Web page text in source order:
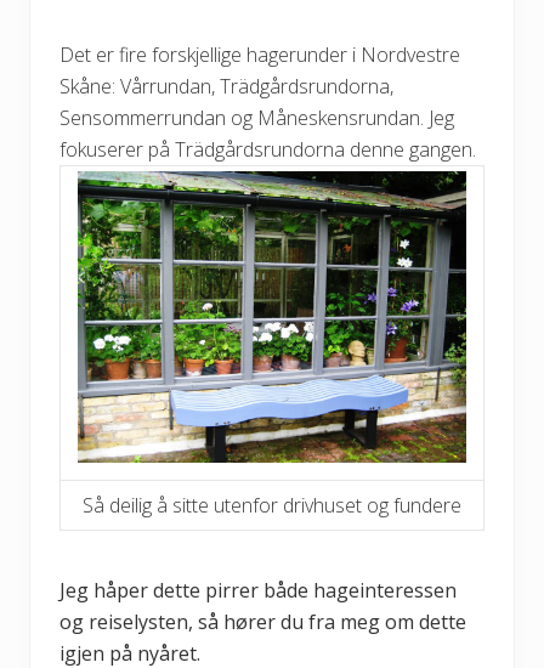
Det er fire forskjellige hagerunder i Nordvestre
Skåne: Vårrundan, Trädgårdsrundorna,
Sensommerrundan og Måneskensrundan. Jeg
fokuserer på Trädgårdsrundorna denne gangen.
Så deilig å sitte utenfor drivhuset og fundere
Jeg håper dette pirrer både hageinteressen
og reiselysten, så hører du fra meg om dette
igjen på nyåret.